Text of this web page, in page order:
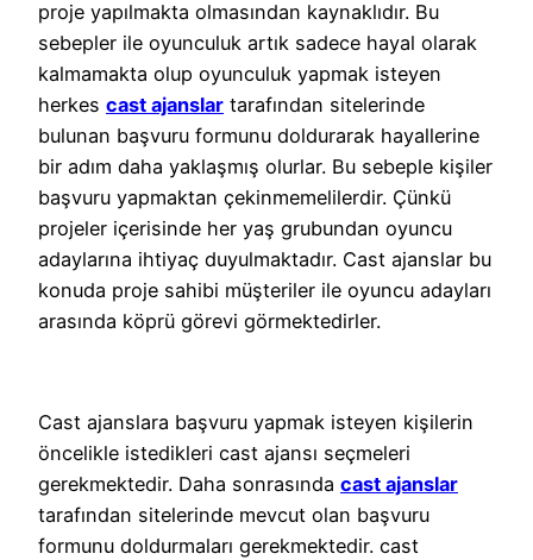
proje yapılmakta olmasından kaynaklıdır. Bu
sebepler ile oyunculuk artık sadece hayal olarak
kalmamakta olup oyunculuk yapmak isteyen
herkes cast ajanslar tarafından sitelerinde
bulunan başvuru formunu doldurarak hayallerine
bir adım daha yaklaşmış olurlar. Bu sebeple kişiler
başvuru yapmaktan çekinmemelilerdir. Çünkü
projeler içerisinde her yaş grubundan oyuncu
adaylarına ihtiyaç duyulmaktadır. Cast ajanslar bu
konuda proje sahibi müşteriler ile oyuncu adayları
arasında köprü görevi görmektedirler.
Cast ajanslara başvuru yapmak isteyen kişilerin
öncelikle istedikleri cast ajansı seçmeleri
gerekmektedir. Daha sonrasında cast ajanslar
tarafından sitelerinde mevcut olan başvuru
formunu doldurmaları gerekmektedir. cast